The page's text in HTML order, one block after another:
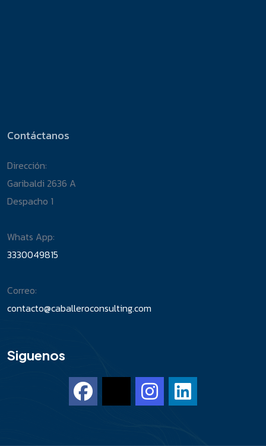
Contáctanos
Dirección:
Garibaldi 2636 A
Despacho 1
Whats App:
3330049815
Correo:
contacto@caballeroconsulting.com
Siguenos